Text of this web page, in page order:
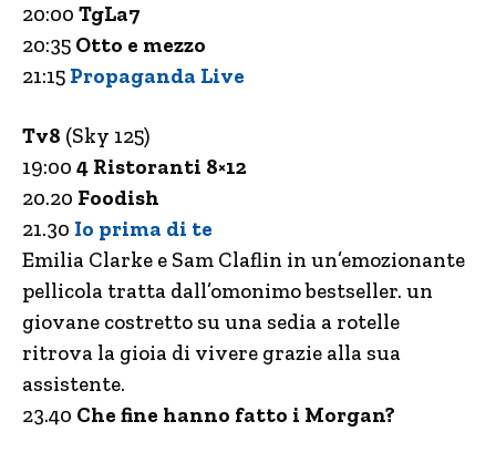
20:00 TgLa7
20:35 Otto e mezzo
21:15 Propaganda Live
Tv8 (Sky 125)
19:00 4 Ristoranti 8×12
20.20 Foodish
21.30 Io prima di te
Emilia Clarke e Sam Claflin in un’emozionante
pellicola tratta dall’omonimo bestseller. un
giovane costretto su una sedia a rotelle
ritrova la gioia di vivere grazie alla sua
assistente.
23.40 Che fine hanno fatto i Morgan?